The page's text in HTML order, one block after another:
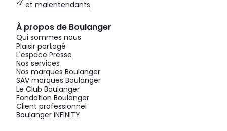
et malentendants
À propos de Boulanger
Qui sommes nous
Plaisir partagé
L'espace Presse
Nos services
Nos marques Boulanger
SAV marques Boulanger
Le Club Boulanger
Fondation Boulanger
Client professionnel
Boulanger INFINITY